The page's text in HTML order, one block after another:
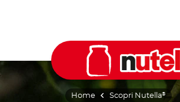
Home Scopri Nutella®